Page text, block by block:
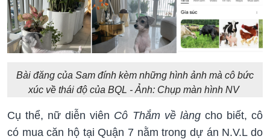
Bài đăng của Sam đính kèm những hình ảnh mà cô bức
xúc về thái độ của BQL - Ảnh: Chụp màn hình NV
Cụ thể, nữ diễn viên Cô Thắm về làngcho biết, cô
có mua căn hộ tại Quận 7 nằm trong dự án N.V.L do